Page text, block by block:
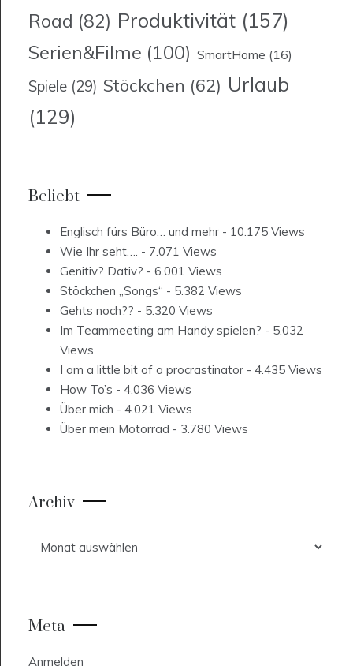
Road (82) Produktivität (157)
Serien&Filme (100) SmartHome (16)
Spiele (29) Stöckchen (62) Urlaub
(129)
Beliebt
Englisch fürs Büro… und mehr - 10.175 Views
Wie Ihr seht…. - 7.071 Views
Genitiv? Dativ? - 6.001 Views
Stöckchen „Songs“ - 5.382 Views
Gehts noch?? - 5.320 Views
Im Teammeeting am Handy spielen? - 5.032
Views
I am a little bit of a procrastinator - 4.435 Views
How To’s - 4.036 Views
Über mich - 4.021 Views
Über mein Motorrad - 3.780 Views
Archiv
Meta
Anmelden